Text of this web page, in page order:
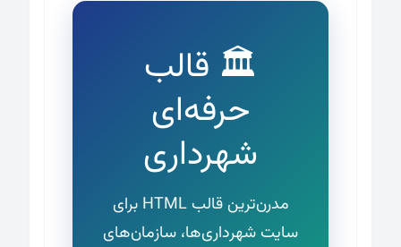
🏛️ قالب
حرفه‌ای
شهرداری
مدرن‌ترین قالب HTML برای
سایت شهرداری‌ها، سازمان‌های